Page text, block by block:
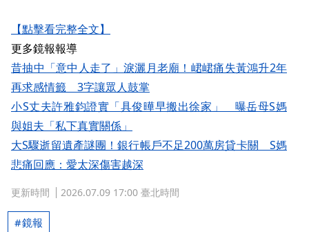
【點擊看完整全文】
更多鏡報報導
昔抽中「意中人走了」淚灑月老廟！峮峮痛失黃鴻升2年
再求感情籤 3字讓眾人鼓掌
小S丈夫許雅鈞證實「具俊曄早搬出徐家」 曝岳母S媽
與姐夫「私下真實關係」
大S驟逝留遺產謎團！銀行帳戶不足200萬房貸卡關 S媽
悲痛回應：愛太深傷害越深
更新時間 2026.07.09 17:00 臺北時間
鏡報